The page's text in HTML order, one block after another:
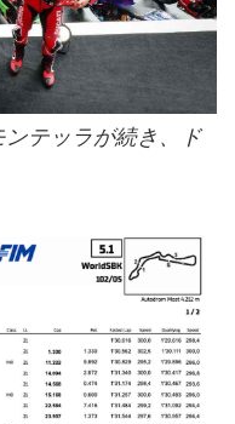
ンテッラが続き、ド